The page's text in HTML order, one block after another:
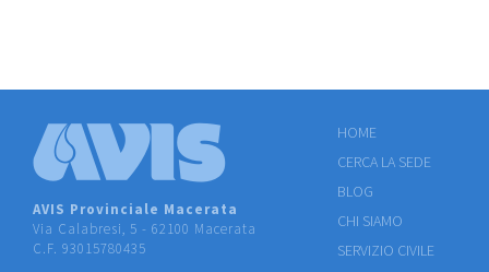
AVIS Provinciale Macerata
Via Calabresi, 5 - 62100 Macerata
C.F. 93015780435
HOME
CERCA LA SEDE
BLOG
CHI SIAMO
SERVIZIO CIVILE